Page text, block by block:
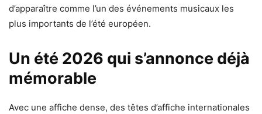
d’apparaître comme l’un des événements musicaux les
plus importants de l’été européen.
Un été 2026 qui s’annonce déjà
mémorable
Avec une affiche dense, des têtes d’affiche internationales